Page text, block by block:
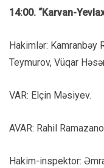
14:00. “Karvan-
Hakimlər: Kamranbəy
Teymurov, Vüqar
VAR: Elçin Məsiyev.
AVAR: Rahil
Hakim-inspektor: